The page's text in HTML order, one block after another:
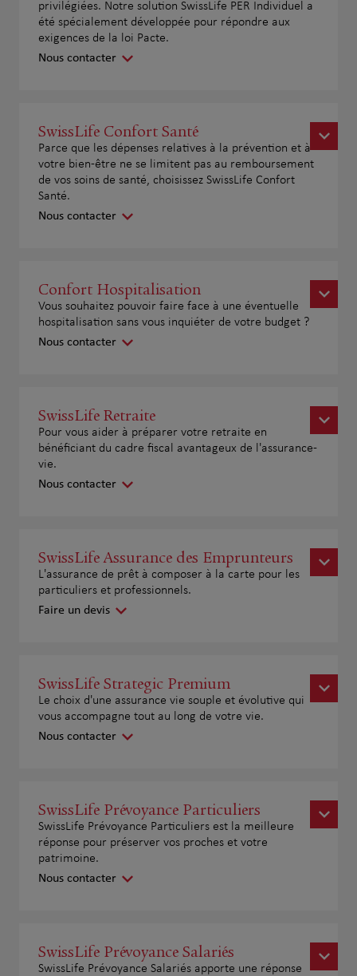
privilégiées. Notre solution SwissLife PER Individuel a
été spécialement développée pour répondre aux
exigences de la loi Pacte.
Nous contacter
SwissLife Confort Santé
Parce que les dépenses relatives à la prévention et à
votre bien-être ne se limitent pas au remboursement
de vos soins de santé, choisissez SwissLife Confort
Santé.
Nous contacter
Confort Hospitalisation
Vous souhaitez pouvoir faire face à une éventuelle
hospitalisation sans vous inquiéter de votre budget ?
Nous contacter
SwissLife Retraite
Pour vous aider à préparer votre retraite en
bénéficiant du cadre fiscal avantageux de l'assurance-
vie.
Nous contacter
SwissLife Assurance des Emprunteurs
L'assurance de prêt à composer à la carte pour les
particuliers et professionnels.
Faire un devis
SwissLife Strategic Premium
Le choix d'une assurance vie souple et évolutive qui
vous accompagne tout au long de votre vie.
Nous contacter
SwissLife Prévoyance Particuliers
SwissLife Prévoyance Particuliers est la meilleure
réponse pour préserver vos proches et votre
patrimoine.
Nous contacter
SwissLife Prévoyance Salariés
SwissLife Prévoyance Salariés apporte une réponse